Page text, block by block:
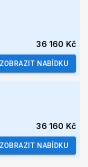
36 160 Kč
ZOBRAZIT NABÍDKU
36 160 Kč
ZOBRAZIT NABÍDKU